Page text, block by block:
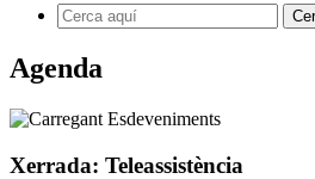
Agenda
Xerrada: Teleassistència